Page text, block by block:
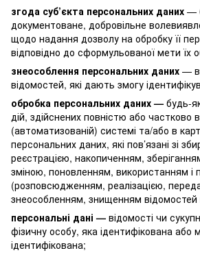
згода суб’єкта персональних даних —
документоване, добровільне
щодо надання дозволу на обробку її
відповідно до сформульованої мети їх
знеособлення персональних даних —
відомостей, які дають змогу
обробка персональних даних — будь-
дій, здійснених повністю або частково
(автоматизованій) системі та/або в
персональних даних, які пов’язані зі
реєстрацією, накопиченням,
зміною, поновленням, використанням і
(розповсюдженням, реалізацією,
знеособленням, знищенням відомостей
персональні дані — відомості чи
фізичну особу, яка ідентифікована або
ідентифікована;